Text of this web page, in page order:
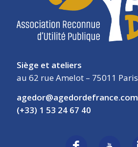
Siège et ateliers
au 62 rue Amelot – 75011 Paris
agedor@agedordefrance.com
(+33) 1 53 24 67 40